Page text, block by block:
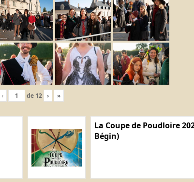
‹ de 12 › »
La Coupe de Poudloire
Bégin)